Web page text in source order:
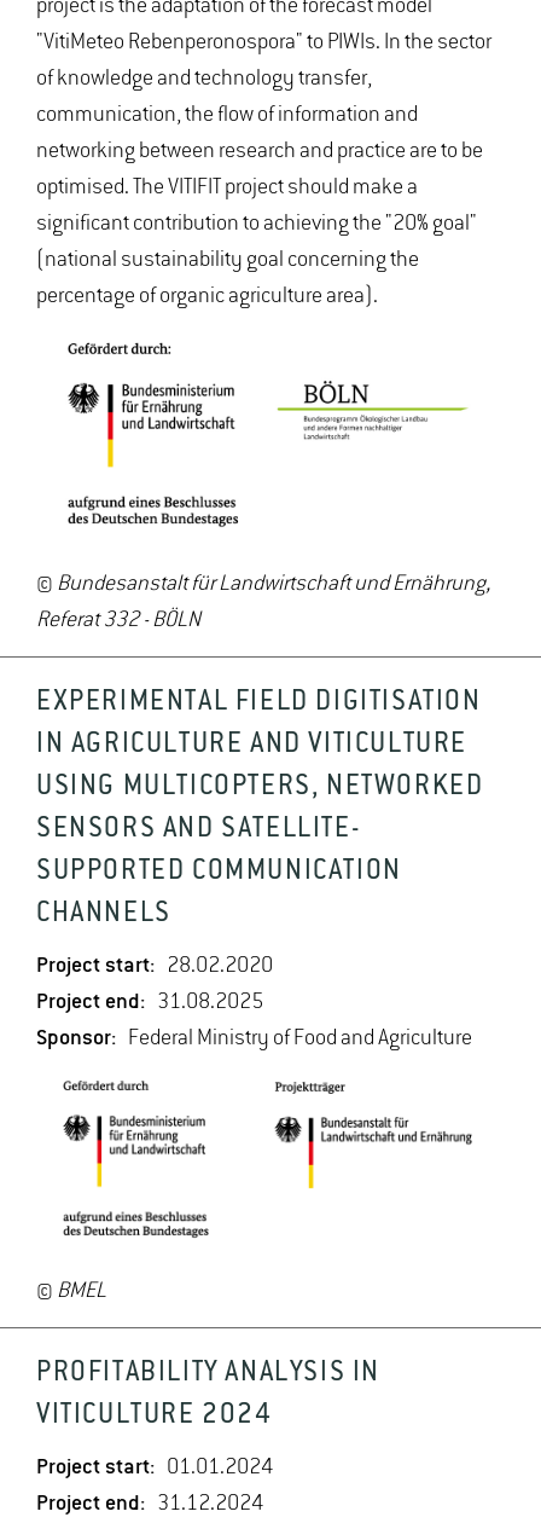
project is the adaptation of the forecast model
"VitiMeteo Rebenperonospora" to PIWIs. In the sector
of knowledge and technology transfer,
communication, the flow of information and
networking between research and practice are to be
optimised. The VITIFIT project should make a
significant contribution to achieving the "20% goal"
(national sustainability goal concerning the
percentage of organic agriculture area).
© Bundesanstalt für Landwirtschaft und Ernährung,
Referat 332 - BÖLN
EXPERIMENTAL FIELD DIGITISATION
IN AGRICULTURE AND VITICULTURE
USING MULTICOPTERS, NETWORKED
SENSORS AND SATELLITE-
SUPPORTED COMMUNICATION
CHANNELS
Project start: 28.02.2020
Project end: 31.08.2025
Sponsor: Federal Ministry of Food and Agriculture
© BMEL
PROFITABILITY ANALYSIS IN
VITICULTURE 2024
Project start: 01.01.2024
Project end: 31.12.2024